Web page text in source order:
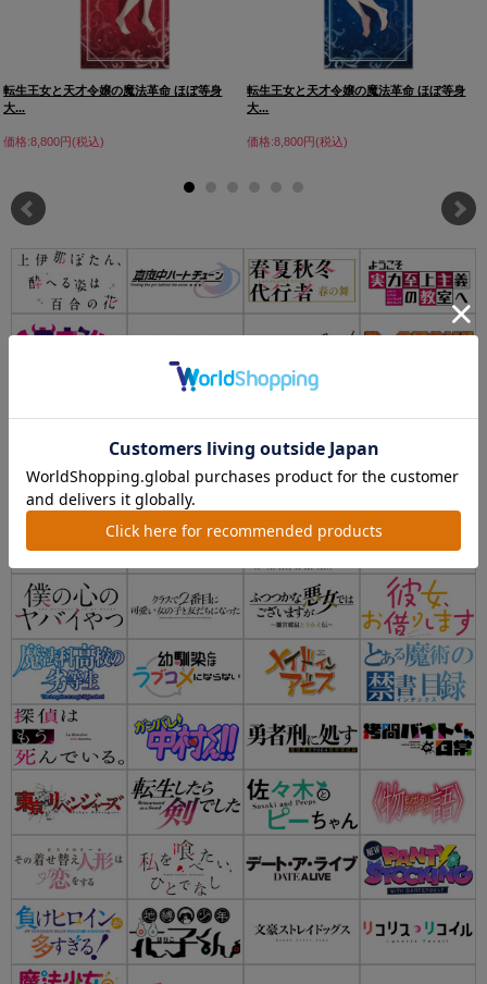
転生王女と天才令嬢の魔法革命 ほぼ等身
大...
価格:8,800円(税込)
転生王女と天才令嬢の魔法革命 ほぼ等身
大...
価格:8,800円(税込)